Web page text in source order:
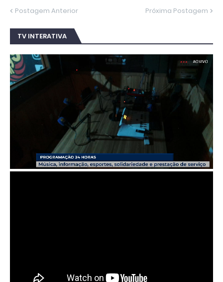
Postagem Anterior Próxima Postagem
TV INTERATIVA